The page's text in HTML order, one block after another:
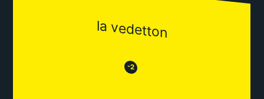
la vedetton
😒 -2 😂